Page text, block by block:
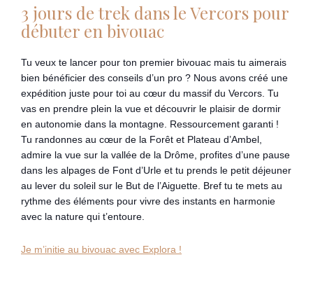
3 jours de trek dans le Vercors pour
débuter en bivouac
Tu veux te lancer pour ton premier bivouac mais tu aimerais
bien bénéficier des conseils d’un pro ? Nous avons créé une
expédition juste pour toi au cœur du massif du Vercors. Tu
vas en prendre plein la vue et découvrir le plaisir de dormir
en autonomie dans la montagne. Ressourcement garanti !
Tu randonnes au cœur de la Forêt et Plateau d’Ambel,
admire la vue sur la vallée de la Drôme, profites d’une pause
dans les alpages de Font d’Urle et tu prends le petit déjeuner
au lever du soleil sur le But de l’Aiguette. Bref tu te mets au
rythme des éléments pour vivre des instants en harmonie
avec la nature qui t’entoure.
Je m’initie au bivouac avec Explora !